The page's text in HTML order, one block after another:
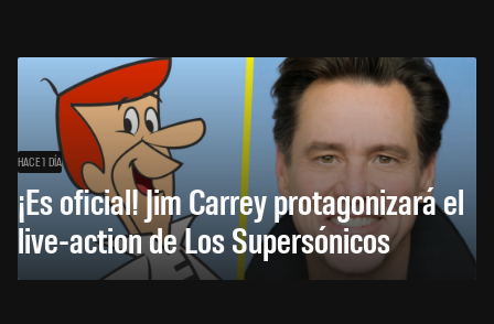
HACE 1 DÍA
¡Es oficial! Jim Carrey protagonizará el
live-action de Los Supersónicos